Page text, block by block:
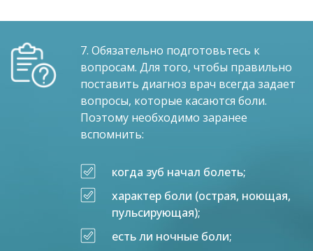
7. Обязательно подготовьтесь к
вопросам. Для того, чтобы правильно
поставить диагноз врач всегда задает
вопросы, которые касаются боли.
Поэтому необходимо заранее
вспомнить:
когда зуб начал болеть;
характер боли (острая, ноющая,
пульсирующая);
есть ли ночные боли;